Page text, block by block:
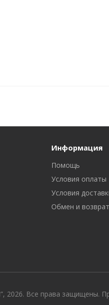
Информация
Помощь
Условия оплаты
Условия
Обмен и
2026. Все права защищены.